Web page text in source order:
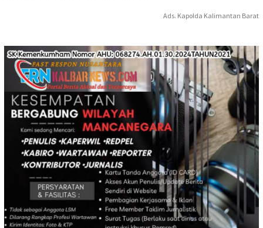
Ads. Kapolda Kalimantan Barat